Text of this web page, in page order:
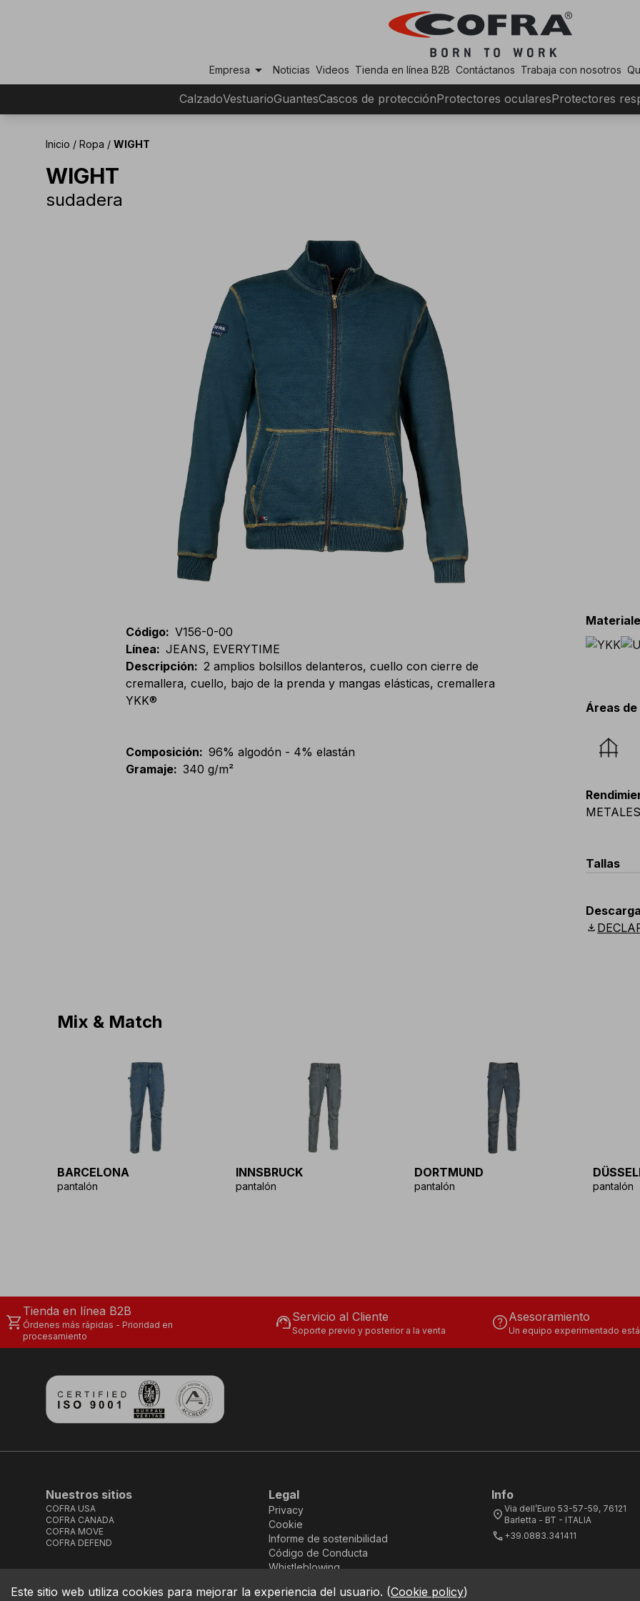
Empresa arrow_drop_down Noticias Videos Tienda en línea B2B Contáctanos Trabaja con nosotros
CalzadoVestuarioGuantesCascos de protecciónProtectores ocularesProtectores
Inicio / Ropa / WIGHT
WIGHT
sudadera
Código: V156-0-00
Línea: JEANS, EVERYTIME
Descripción: 2 amplios bolsillos delanteros, cuello con cierre de
cremallera, cuello, bajo de la prenda y mangas elásticas, cremallera
YKK®
Composición: 96% algodón - 4% elastán
Gramaje: 340 g/m²
Áreas de
METALES
Tallas
download
Mix & Match
BARCELONA
pantalón
INNSBRUCK
pantalón
DORTMUND
pantalón pantalón
shopping_cart
Tienda en línea B2B
Órdenes más rápidas - Prioridad en
procesamiento
support_agentServicio al Cliente
Soporte previo y posterior a la venta helpAsesoramiento
Un equipo experimentado
Nuestros sitios
COFRA USA
COFRA CANADA
COFRA MOVE
COFRA DEFEND
Legal
Privacy
Cookie
Informe de sostenibilidad
Código de Conducta
Whistleblowing
Info
location_on Via dell’Euro 53-57-59, 76121
Barletta - BT - ITALIA
call +39.0883.341411
COFRA S.r.l. Partita Iva IT02850580727
Este sitio web utiliza cookies para mejorar la experiencia del usuario. (Cookie policy)